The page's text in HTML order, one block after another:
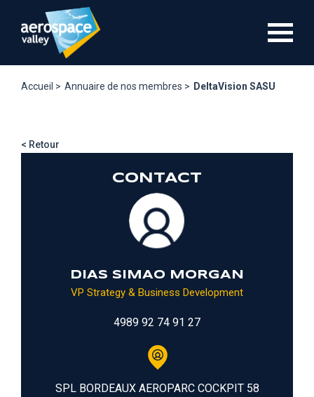
contenu
Accueil > Annuaire de nos membres > DeltaVision SASU
< Retour
CONTACT
DIAS SIMAO MORGAN
VP Strategy & Business Development
4989 92 74 91 27
SPL BORDEAUX AEROPARC COCKPIT 58